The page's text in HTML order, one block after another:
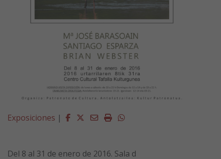
Exposiciones | Facebook
Twitter
EmailImprimirWhatsapp
Del 8 al 31 de enero de 2016. Sala d